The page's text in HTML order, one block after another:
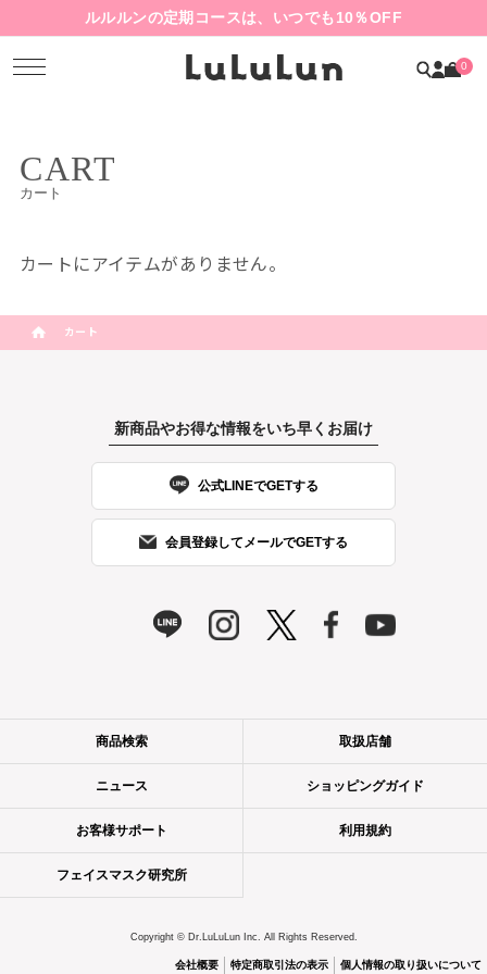
ルルルンの定期コースは、いつでも10％OFF
0
CART
カート
カートにアイテムがありません。
カート
新商品やお得な情報をいち早くお届け
公式LINEでGETする
会員登録してメールでGETする
商品検索 取扱店舗
ニュース ショッピングガイド
お客様サポート 利用規約
フェイスマスク研究所
Copyright © Dr.LuLuLun Inc. All Rights Reserved.
会社概要 特定商取引法の表示 個人情報の取り扱いについて